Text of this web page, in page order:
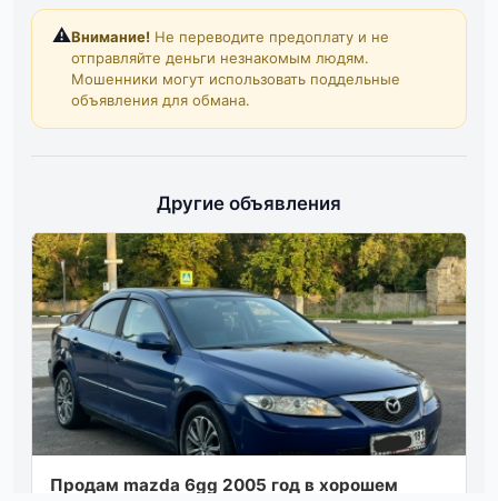
⚠️Внимание! Не переводите предоплату и не
отправляйте деньги незнакомым людям.
Мошенники могут использовать поддельные
объявления для обмана.
Другие объявления
Продам mazda 6gg 2005 год в хорошем